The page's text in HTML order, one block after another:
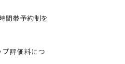
間帯予約制を
評価料につ